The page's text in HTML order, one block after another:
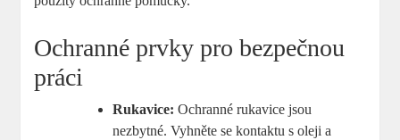
Ochranné prvky pro bezpečnou
práci
Rukavice: Ochranné rukavice jsou
nezbytné. Vyhněte se kontaktu s oleji a